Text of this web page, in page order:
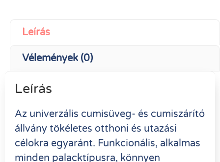
Leírás
Vélemények (0)
Leírás
Az univerzális cumisüveg- és cumiszárító
állvány tökéletes otthoni és utazási
célokra egyaránt. Funkcionális, alkalmas
minden palacktípusra, könnyen